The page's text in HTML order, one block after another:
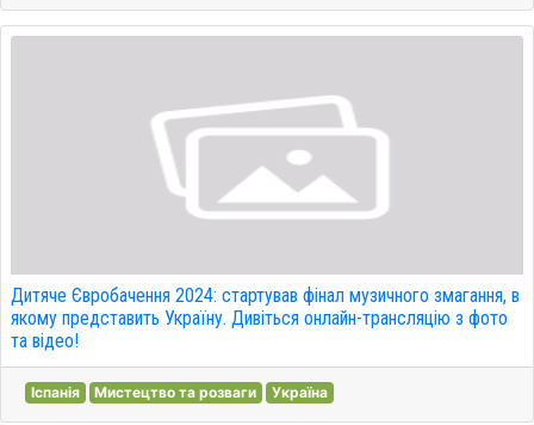
Дитяче Євробачення 2024: стартував фінал музичного змагання, в
якому представить Україну. Дивіться онлайн-трансляцію з фото
та відео!
Іспанія Мистецтво та розваги Україна